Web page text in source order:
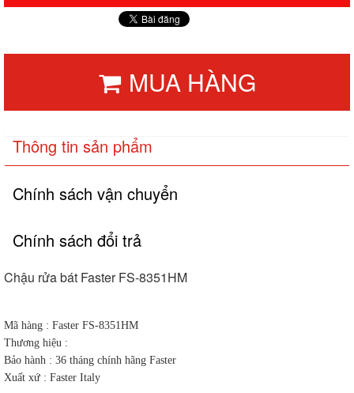
MUA HÀNG
Thông tin sản phẩm
Chính sách vận chuyển
Chính sách đổi trả
Chậu rửa bát Faster FS-8351HM
Mã hàng : Faster FS-8351HM
Thương hiệu :
Bảo hành : 36 tháng chính hãng Faster
Xuất xứ : Faster Italy